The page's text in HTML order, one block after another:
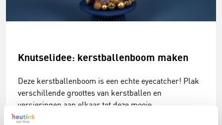
Knutselidee: kerstballenboom maken
Deze kerstballenboom is een echte eyecatcher! Plak
verschillende groottes van kerstballen en
versieringen aan elkaar tot deze mooie
kerstballenboom ontstaat!